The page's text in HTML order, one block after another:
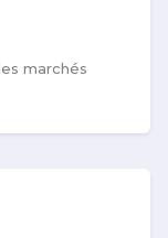
marchés